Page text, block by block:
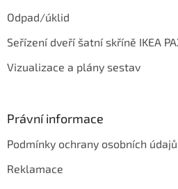
Odpad/úklid
Seřízení dveří šatní skříně IKEA
Vizualizace a plány sestav
Právní informace
Podmínky ochrany osobních údajů
Reklamace